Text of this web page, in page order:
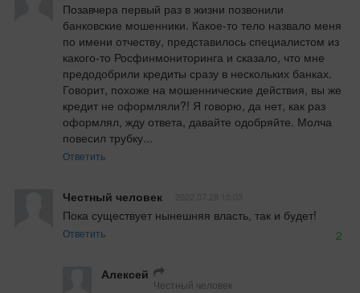
Позавчера первый раз в жизни позвонили
банковские мошенники. Какое-то тело назвало меня
по имени отчеству, представилось специалистом из
какого-то Росфинмониторинга и сказало, что мне
предодобрили кредиты сразу в нескольких банках.
Говорит, похоже на мошеннические действия, вы же
кредит не оформляли?! Я говорю, да нет, как раз
оформлял, жду ответа, давайте одобряйте. Молча
повесил трубку...
Ответить
Честный человек
Пока существует нынешняя власть, так и будет!
Ответить 2
Алексей
Честный человек